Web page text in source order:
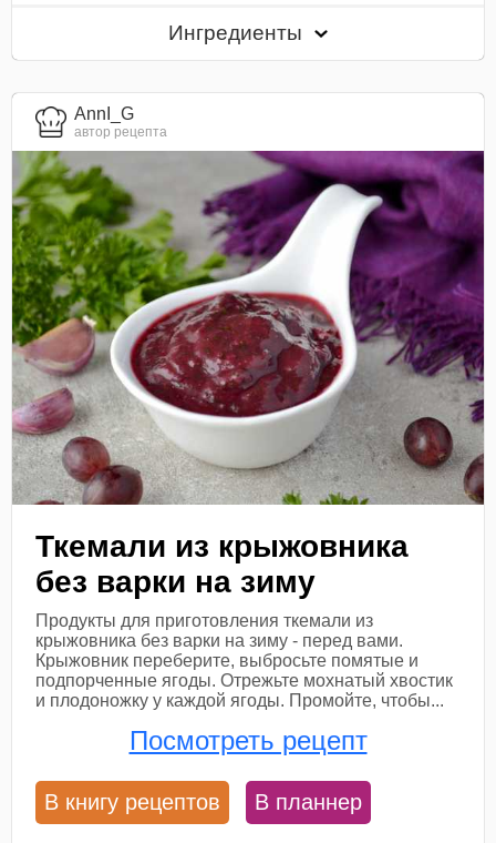
Ингредиенты
AnnI_G
автор рецепта
Ткемали из крыжовника
без варки на зиму
Продукты для приготовления ткемали из
крыжовника без варки на зиму - перед вами.
Крыжовник переберите, выбросьте помятые и
подпорченные ягоды. Отрежьте мохнатый хвостик
и плодоножку у каждой ягоды. Промойте, чтобы...
Посмотреть рецепт
В книгу рецептов В планнер